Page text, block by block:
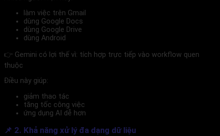
làm việc trên Gmail
dùng Google Docs
dùng Google Drive
dùng Android
👉 Gemini có lợi thế vì: tích hợp trực tiếp vào workflow quen
thuộc
Điều này giúp:
giảm thao tác
tăng tốc công việc
ứng dụng AI dễ hơn
📌 2. Khả năng xử lý đa dạng dữ liệu